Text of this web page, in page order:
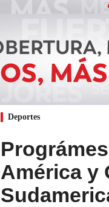
Deportes
América y